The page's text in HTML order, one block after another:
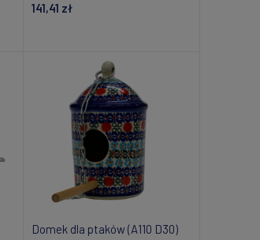
141,41 zł
Domek dla ptaków (A110 D30)